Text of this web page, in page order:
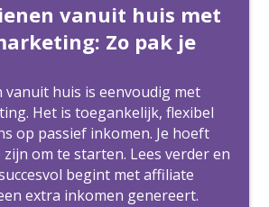
vanuit huis met
Zo pak je
vanuit huis is eenvoudig met
Het is toegankelijk, flexibel
op passief inkomen. Je hoeft
om te starten. Lees verder en
begint met affiliate
extra inkomen genereert.